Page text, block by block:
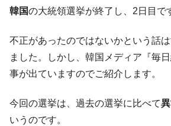
た。『起亜』は9台だけ
ても」⇒ 257万人赦免したのに60万人
『Money1』
韓国K9専用砲弾･装薬自
兵器「K10」が改良に乗り出す。
『Money1』
韓国「2026年07月の輸
体だけで410億ドル、輸出全体の41％も
韓国の大統領選挙が終了し、2日目で
不正があったのではないかという話
ました。しかし、韓国メディア『毎
事が出ていますのでご紹介します。
今回の選挙は、過去の選挙に比べて
いうのです。